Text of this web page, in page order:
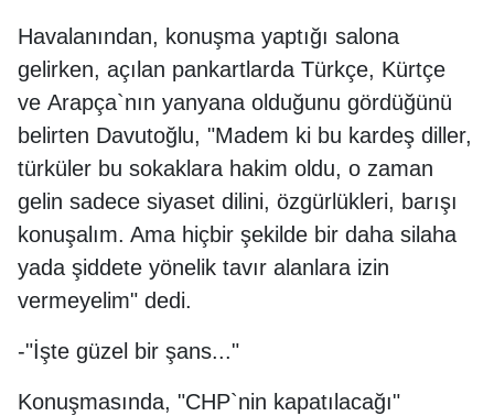
Havalanından, konuşma yaptığı salona
gelirken, açılan pankartlarda Türkçe, Kürtçe
ve Arapça`nın yanyana olduğunu gördüğünü
belirten Davutoğlu, "Madem ki bu kardeş diller,
türküler bu sokaklara hakim oldu, o zaman
gelin sadece siyaset dilini, özgürlükleri, barışı
konuşalım. Ama hiçbir şekilde bir daha silaha
yada şiddete yönelik tavır alanlara izin
vermeyelim" dedi.
-"İşte güzel bir şans..."
Konuşmasında, "CHP`nin kapatılacağı"